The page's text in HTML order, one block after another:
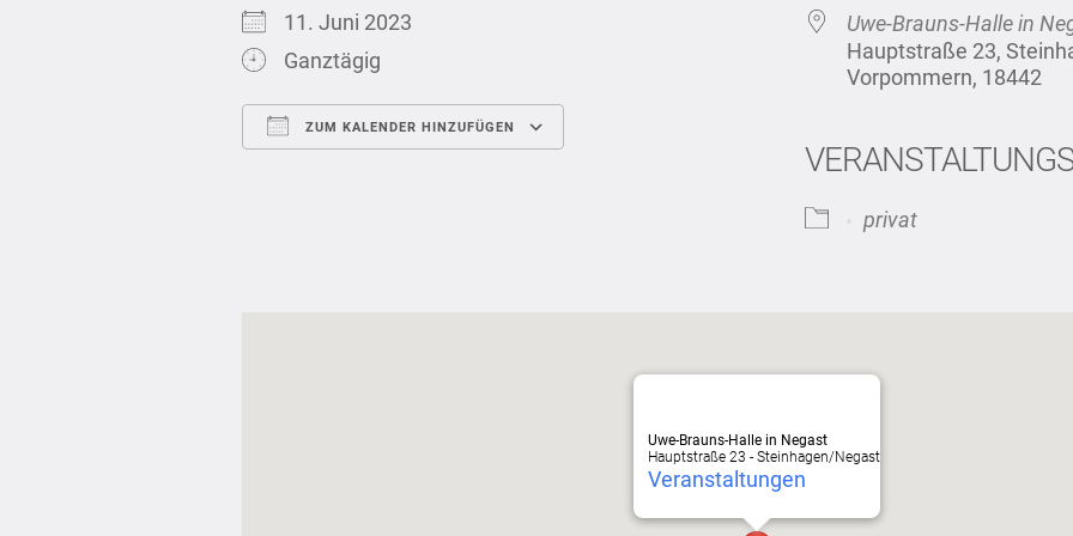
11. Juni 2023
Ganztägig
ZUM KALENDER HINZUFÜGEN
iCalendar
Uwe-Brauns-Halle in
Hauptstraße 23,
Vorpommern, 18442
privat
Uwe-Brauns-Halle in Negast
Hauptstraße 23 - Steinhagen/Negast
Veranstaltungen